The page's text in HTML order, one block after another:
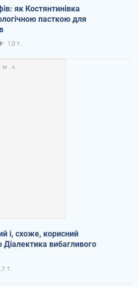
як Костянтинівка
пасткою для
1,0 т.
і, схоже, корисний
вибагливого
т.